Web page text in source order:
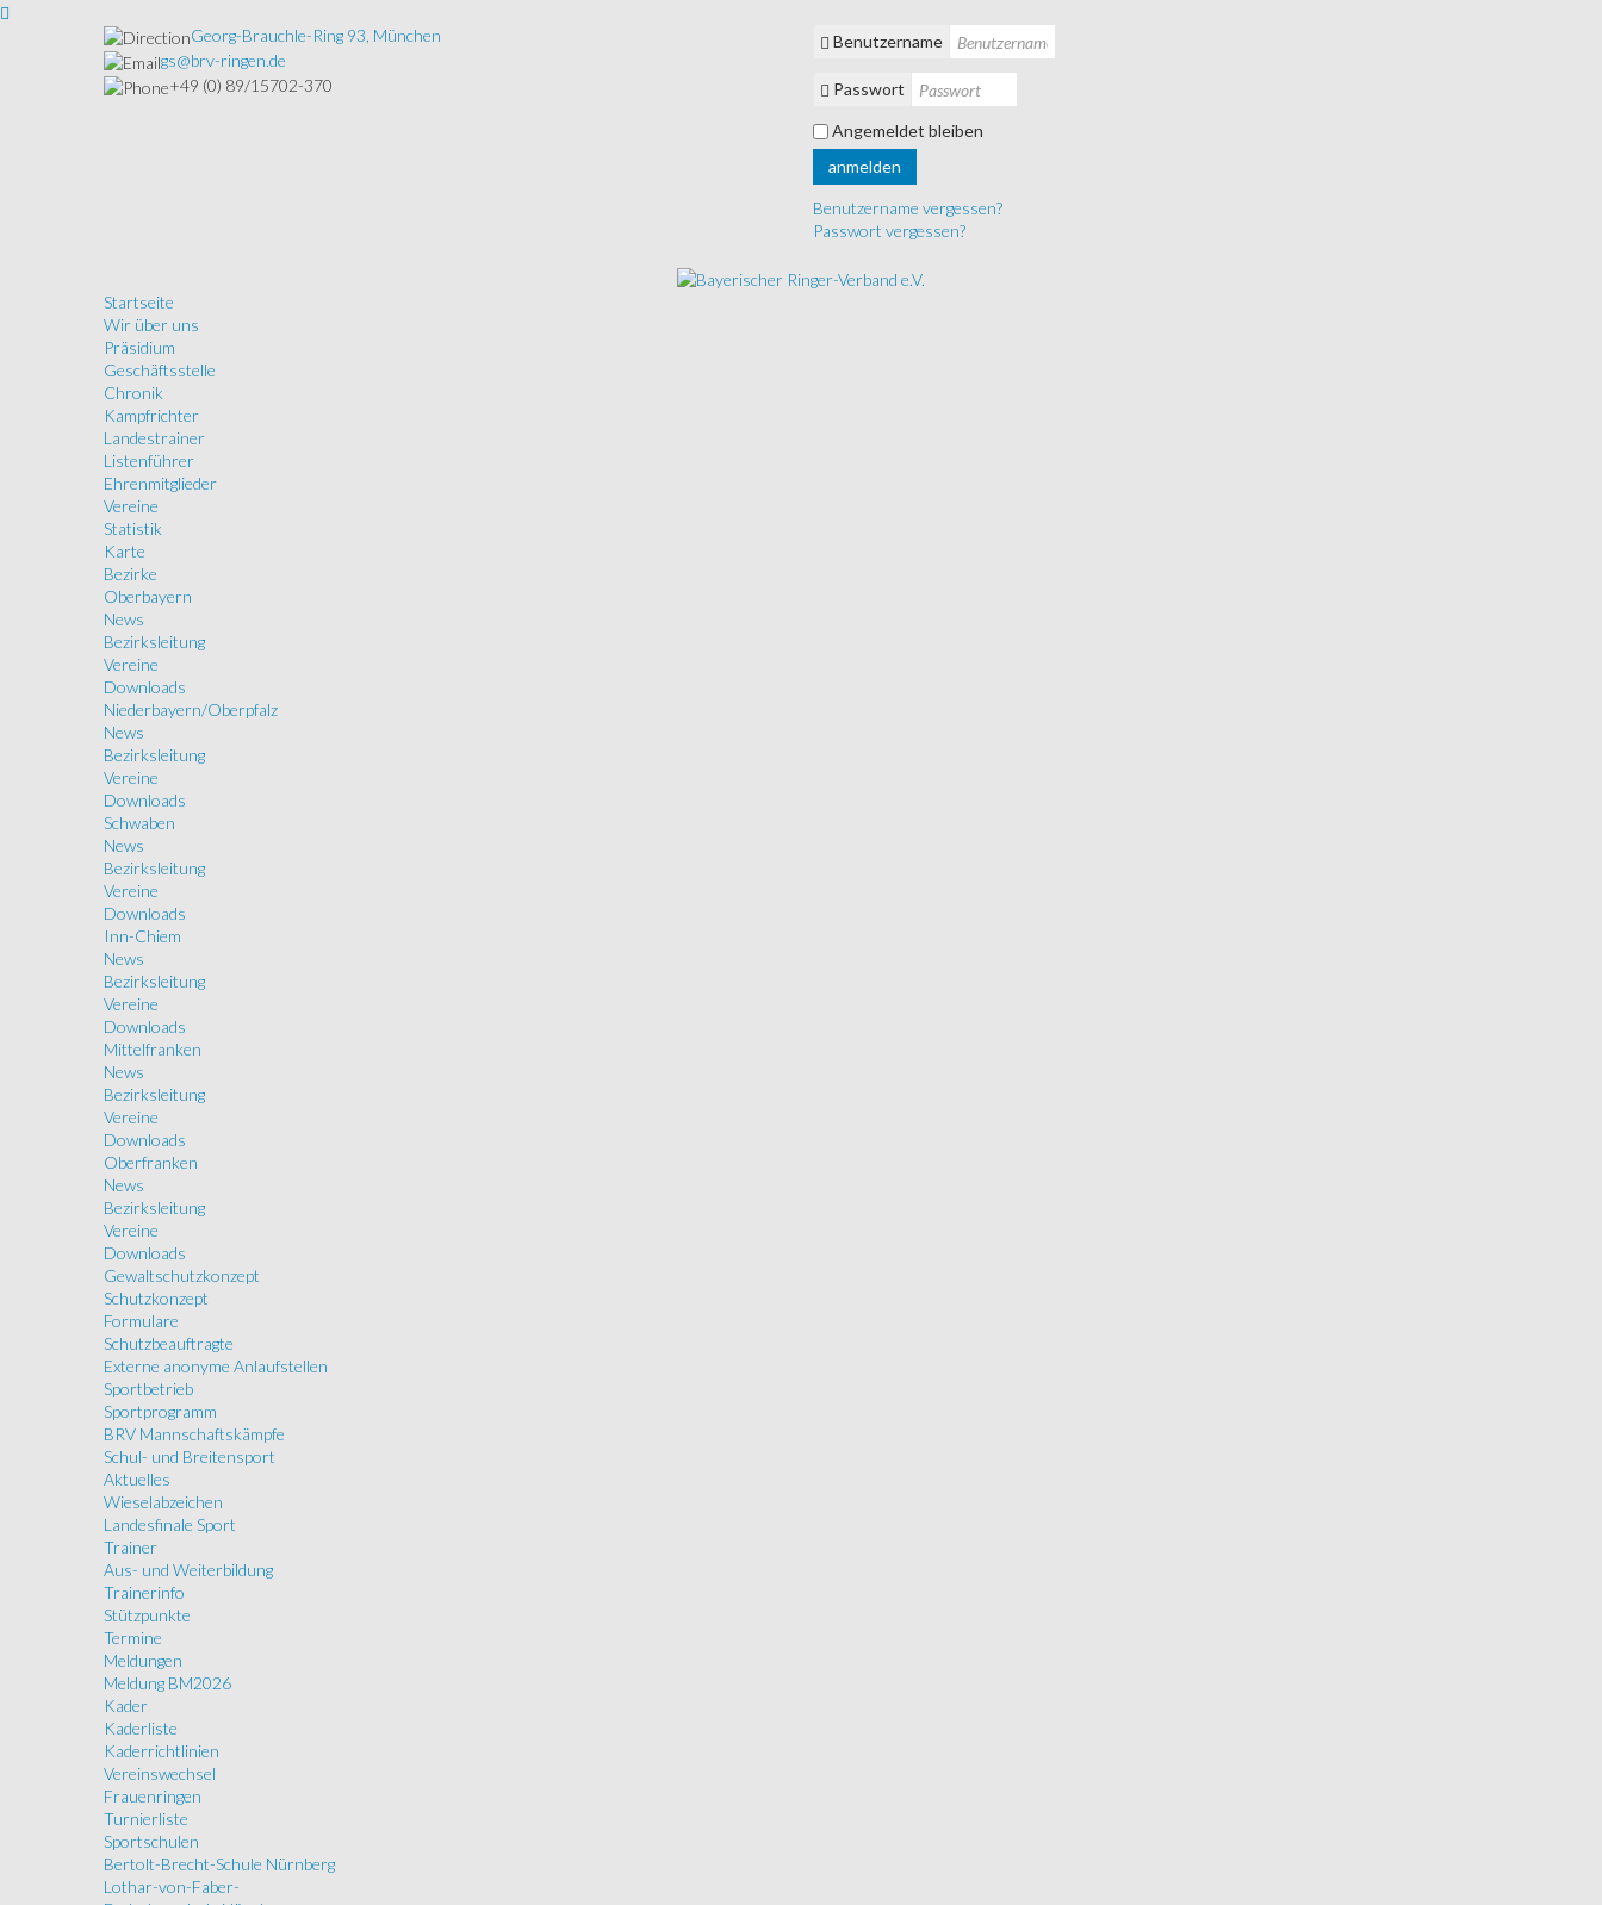
Georg-Brauchle-Ring 93, München
gs@brv-ringen.de
+49 (0) 89/15702-370
Benutzername
Passwort
Angemeldet bleiben
anmelden
Benutzername vergessen?
Passwort vergessen?
Startseite
Wir über uns
Präsidium
Geschäftsstelle
Chronik
Kampfrichter
Landestrainer
Listenführer
Ehrenmitglieder
Vereine
Statistik
Karte
Bezirke
Oberbayern
News
Bezirksleitung
Vereine
Downloads
Niederbayern/Oberpfalz
News
Bezirksleitung
Vereine
Downloads
Schwaben
News
Bezirksleitung
Vereine
Downloads
Inn-Chiem
News
Bezirksleitung
Vereine
Downloads
Mittelfranken
News
Bezirksleitung
Vereine
Downloads
Oberfranken
News
Bezirksleitung
Vereine
Downloads
Gewaltschutzkonzept
Schutzkonzept
Formulare
Schutzbeauftragte
Externe anonyme Anlaufstellen
Sportbetrieb
Sportprogramm
BRV Mannschaftskämpfe
Schul- und Breitensport
Aktuelles
Wieselabzeichen
Landesfinale Sport
Trainer
Aus- und Weiterbildung
Trainerinfo
Stützpunkte
Termine
Meldungen
Meldung BM2026
Kader
Kaderliste
Kaderrichtlinien
Vereinswechsel
Frauenringen
Turnierliste
Sportschulen
Bertolt-Brecht-Schule Nürnberg
Lothar-von-Faber-